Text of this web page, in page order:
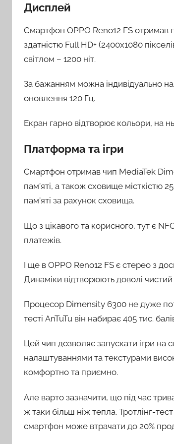
Дисплей
Смартфон OPPO Reno12 FS отримав
здатністю Full HD+ (2400х1080
світлом – 1200 ніт.
За бажанням можна індивідуально
оновлення 120 Гц.
Екран гарно відтворює кольори, на
Платформа та ігри
Смартфон отримав чип MediaTek
пам’яті, а також сховище місткістю
пам’яті за рахунок сховища.
Що з цікавого та корисного, тут є
платежів.
І ще в OPPO Reno12 FS є стерео з
Динаміки відтворюють доволі чистий
Процесор Dimensity 6300 не дуже
тесті AnTuTu він набирає 405 тис.
Цей чип дозволяє запускати ігри на
налаштуваннями та текстурами
комфортно та приємно.
Але варто зазначити, що під час
ж таки більш ніж тепла. Тротлінг-
смартфон може втрачати до 20%